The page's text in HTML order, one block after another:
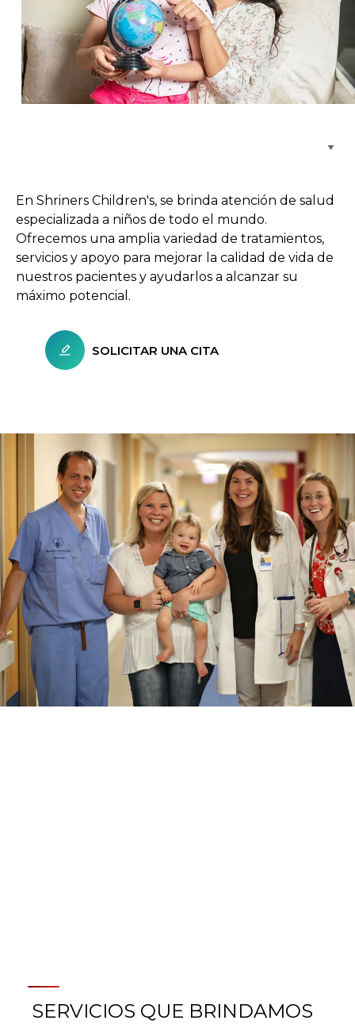
En Shriners Children's, se brinda atención de salud
especializada a niños de todo el mundo.
Ofrecemos una amplia variedad de tratamientos,
servicios y apoyo para mejorar la calidad de vida de
nuestros pacientes y ayudarlos a alcanzar su
máximo potencial.
SOLICITAR UNA CITA
SERVICIOS QUE BRINDAMOS